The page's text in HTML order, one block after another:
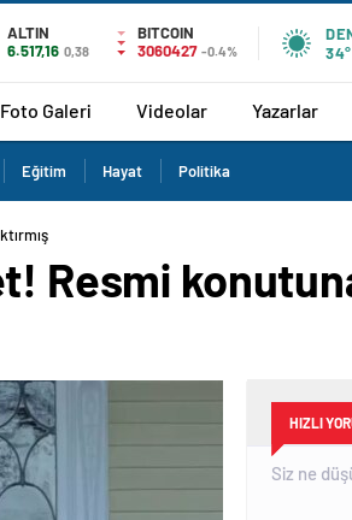
ALTIN
6.517,16 0,38
BITCOIN
3060427 -0.4%
34°
Foto Galeri Videolar Yazarlar
Eğitim Hayat Politika
Resmi
HIZLI